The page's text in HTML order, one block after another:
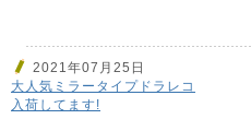
2021年07月25日
大人気ミラータイプドラレコ
入荷してます!